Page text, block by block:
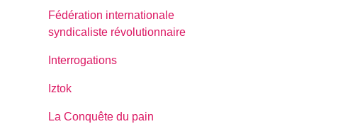
Fédération internationale
syndicaliste révolutionnaire
Interrogations
Iztok
La Conquête du pain